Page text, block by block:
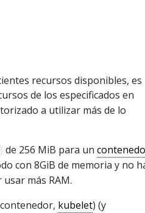
recursos disponibles, es
de los especificados en
a utilizar más de lo
de 256 MiB para un
con 8GiB de memoria y no
más RAM.
kubelet) (y